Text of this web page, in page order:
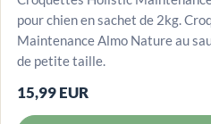
pour chien en sachet de 2kg.
Maintenance Almo Nature au
de petite taille.
15,99 EUR